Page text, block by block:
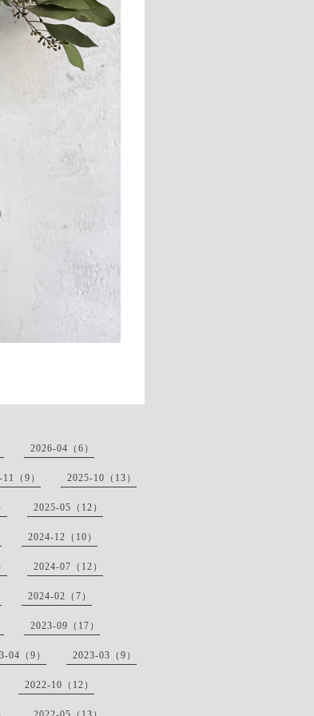
2026-04（6）
（9） 2025-10（13）
2025-05（12）
2024-12（10）
2024-07（12）
2024-02（7）
2023-09（17）
04（9） 2023-03（9）
2022-10（12）